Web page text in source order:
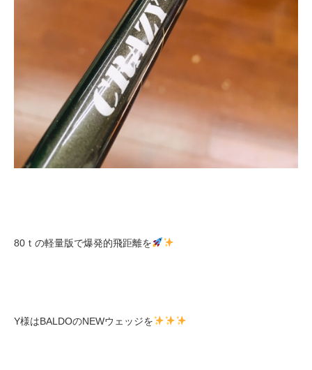
80ｔの軽量版で爆発的飛距離を
Y様はBALDOのNEWウェッジを